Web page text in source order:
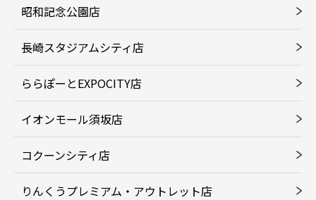
昭和記念公園店
長崎スタジアムシティ店
ららぽーとEXPOCITY店
イオンモール須坂店
コクーンシティ店
りんくうプレミアム・アウトレット店